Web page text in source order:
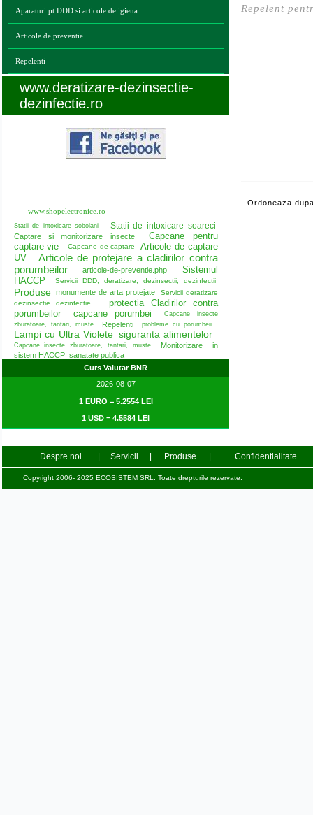
Aparaturi pt DDD si articole de igiena
Articole de preventie
Repelenti
www.deratizare-dezinsectie-
dezinfectie.ro
www.shopelectronice.ro
Statii de intoxicare sobolani Statii de intoxicare soareci
Captare si monitorizare insecte
Capcane pentru
captare vie
Capcane de captare
Articole de captare
UV
Articole de protejare a cladirilor contra
porumbeilor
articole-de-preventie.php
Sistemul
HACCP
Servicii DDD, deratizare, dezinsectii, dezinfectii
Produse monumente de arta protejate
Servicii deratizare
dezinsectie dezinfectie
protectia Cladirilor contra
porumbeilor
capcane porumbei
Capcane insecte
zburatoare, tantari, muste
Repelenti probleme cu porumbeii
Lampi cu Ultra Violete siguranta alimentelor
Capcane insecte zburatoare, tantari, muste
Monitorizare in
sistem HACCP sanatate publica
Curs Valutar BNR
2026-08-07
1 EURO = 5.2554 LEI
1 USD = 4.5584 LEI
Repelent
Ordoneaza
Despre noi Servicii Produse Confidentialitate
Copyright 2006- 2025 ECOSISTEM SRL. Toate drepturile rezervate.